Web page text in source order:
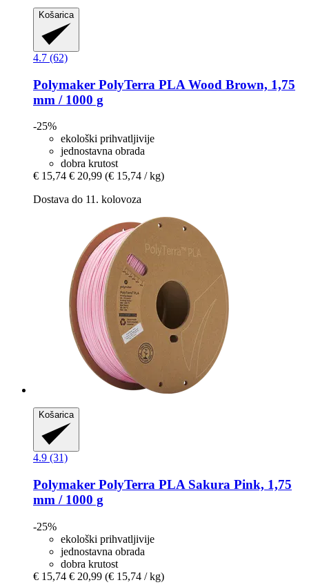
Košarica
4.7 (62)
Polymaker PolyTerra PLA Wood Brown, 1,75
mm / 1000 g
-25%
ekološki prihvatljivije
jednostavna obrada
dobra krutost
€ 15,74 € 20,99 (€ 15,74 / kg)
Dostava do 11. kolovoza
Košarica
4.9 (31)
Polymaker PolyTerra PLA Sakura Pink, 1,75
mm / 1000 g
-25%
ekološki prihvatljivije
jednostavna obrada
dobra krutost
€ 15,74 € 20,99 (€ 15,74 / kg)